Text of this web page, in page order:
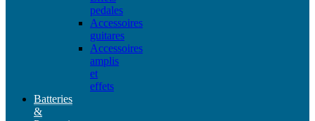
pedales
Accessoires
guitares
Accessoires
amplis
et
effets
Batteries
&